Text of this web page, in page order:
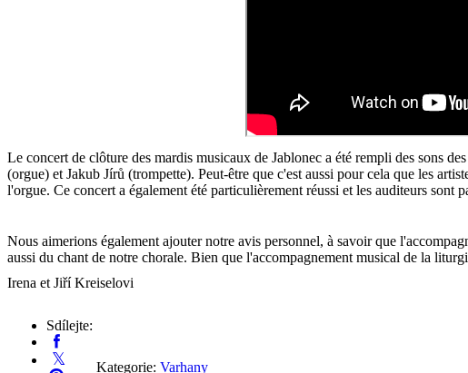
Le concert de clôture des mardis musicaux de Jablonec a été rempli des sons
(orgue) et Jakub Jírů (trompette). Peut-être que c'est aussi pour cela que les
l'orgue. Ce concert a également été particulièrement réussi et les auditeurs sont
Nous aimerions également ajouter notre avis personnel, à savoir que
aussi du chant de notre chorale. Bien que l'accompagnement musical de la
Irena et Jiří Kreiselovi
Sdílejte:
Kategorie: Varhany